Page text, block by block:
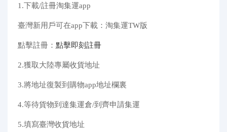
1.下載/註冊淘集運app
臺灣新用戶可在app下載：淘集運TW版
點擊註冊： 點擊即刻註冊
2.獲取大陸專屬收貨地址
3.將地址復製到購物app地址欄裏
4.等待貨物到達集運倉/到齊申請集運
5.填寫臺灣收貨地址